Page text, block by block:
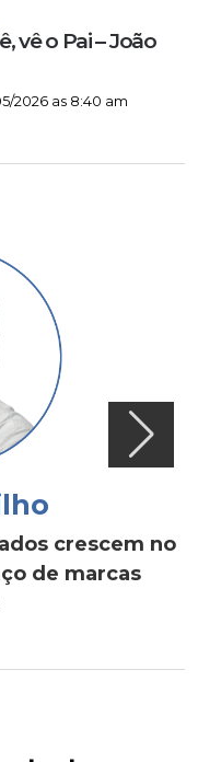
vê o Pai – João
2026 as 8:40 am
crescem no
de marcas